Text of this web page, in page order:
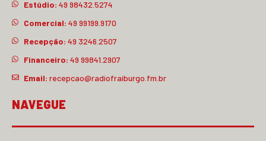
Estúdio: 49 98432.5274
Comercial: 49 99199.9170
Recepção: 49 3246.2507
Financeiro: 49 99841.2907
Email: recepcao@radiofraiburgo.fm.br
NAVEGUE